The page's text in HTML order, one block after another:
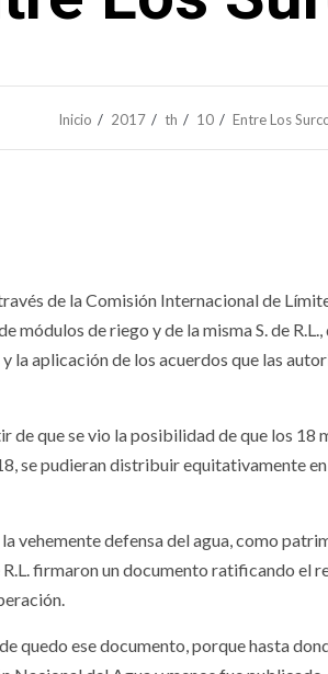
Inicio 2017 th 10 Entre Los
de la Comisión Internacional de
de riego y de la misma S. de R.L.,
la aplicación de los acuerdos que las
de que se vio la posibilidad de que los 18
se pudieran distribuir equitativamente
vehemente defensa del agua, como
firmaron un documento ratificando el
quedo ese documento, porque hasta